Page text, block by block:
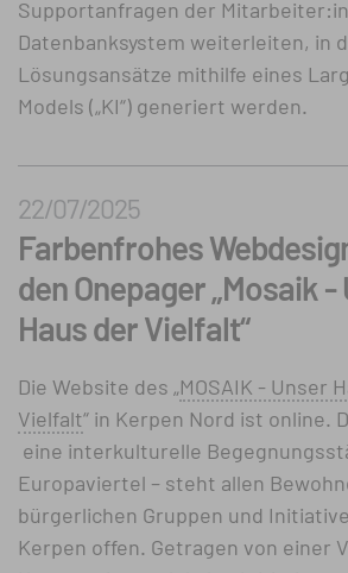
Supportanfragen der
Datenbanksystem weiterleiten, in
Lösungsansätze mithilfe eines
Models („KI“) generiert werden.
22/07/2025
Farbenfrohes
den Onepager „Mosaik -
Haus der Vielfalt“
Die Website des „MOSAIK - Unser
Vielfalt“ in Kerpen Nord ist online.
eine inter­kulturelle
Europaviertel – steht allen
bürgerlichen Gruppen und
Kerpen offen. Getragen von einer